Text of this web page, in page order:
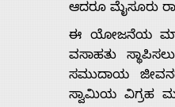
ಆದರೂ ಮೈಸೂರು
ಈ ಯೋಜನೆಯ
ವಸಾಹತು
ಸಮುದಾಯ
ಸ್ವಾಮಿಯ ವಿಗ್ರಹ